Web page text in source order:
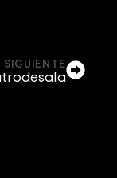
SIGUIENTE